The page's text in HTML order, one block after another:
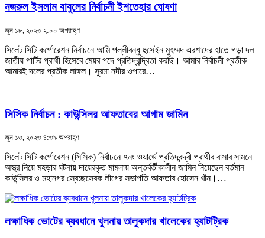
নজরুল ইসলাম বাবুলের নির্বাচনী ইশতেহার ঘোষণা
জুন ১৮, ২০২৩ ২:০০ অপরাহ্ণ
সিলেট সিটি কর্পোরেশন নির্বাচনে আমি পল্লীবন্ধু হুসেইন মুহম্মদ এরশাদের হাতে গড়া দল
জাতীয় পার্টির প্রার্থী হিসেবে মেয়র পদে প্রতিদ্বন্দ্বিতা করছি। আমার নির্বাচনী প্রতীক
আমারই দলের প্রতীক লাঙ্গল। সুরমা নদীর ওপারে…
সিসিক নির্বাচন : কাউন্সিলর আফতাবের আগাম জামিন
জুন ১৩, ২০২৩ ৪:৩৯ অপরাহ্ণ
সিলেট সিটি কর্পোরেশন (সিসিক) নির্বাচনে ৭নং ওয়ার্ডে প্রতিদ্বন্দ্বী প্রার্থীর বাসার সামনে
অস্ত্র নিয়ে মহড়ার ঘটনায় দায়েরকৃত মামলায় অন্তর্বর্তীকালীন জামিন নিয়েছেন বর্তমান
কাউন্সিলর ও মহানগর স্বেচ্ছসেবক লীগের সভাপতি আফতাব হোসেন খাঁন।…
লক্ষাধিক ভোটের ব্যবধানে খুলনায় তালুকদার খালেকের হ্যাটট্রিক